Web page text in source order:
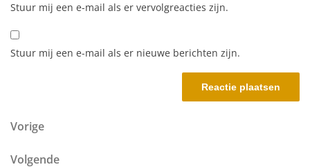
Stuur mij een e-mail als er vervolgreacties zijn.
Stuur mij een e-mail als er nieuwe berichten zijn.
Berichtnavigatie
Vorig bericht
Vorige
Volgend bericht
Volgende